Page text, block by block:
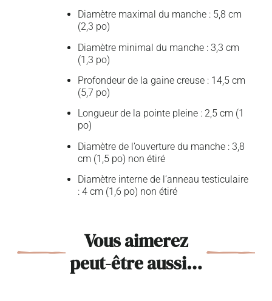
Diamètre maximal du manche : 5,8 cm
(2,3 po)
Diamètre minimal du manche : 3,3 cm
(1,3 po)
Profondeur de la gaine creuse : 14,5 cm
(5,7 po)
Longueur de la pointe pleine : 2,5 cm (1
po)
Diamètre de l’ouverture du manche : 3,8
cm (1,5 po) non étiré
Diamètre interne de l’anneau testiculaire
: 4 cm (1,6 po) non étiré
Vous aimerez
peut-être aussi…